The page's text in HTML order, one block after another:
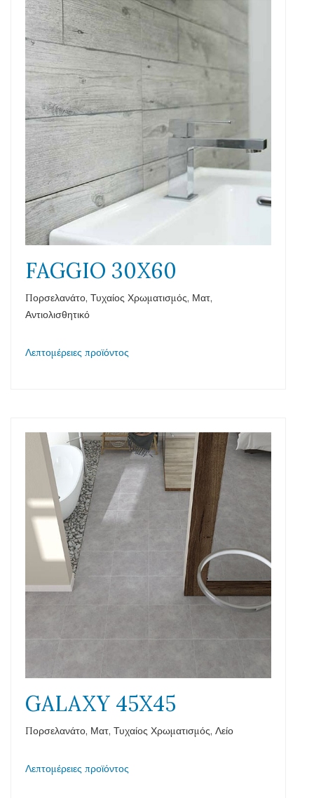
FAGGIO 30X60
Πορσελανάτο, Τυχαίος Χρωματισμός, Ματ,
Αντιολισθητικό
Λεπτομέρειες προϊόντος
GALAXY 45X45
Πορσελανάτο, Ματ, Τυχαίος Χρωματισμός, Λείο
Λεπτομέρειες προϊόντος